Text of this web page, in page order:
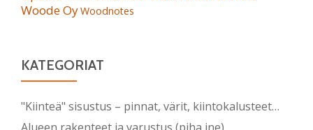
Woode OyWoodnotes
KATEGORIAT
"Kiinteä" sisustus – pinnat, värit, kiintokalusteet…